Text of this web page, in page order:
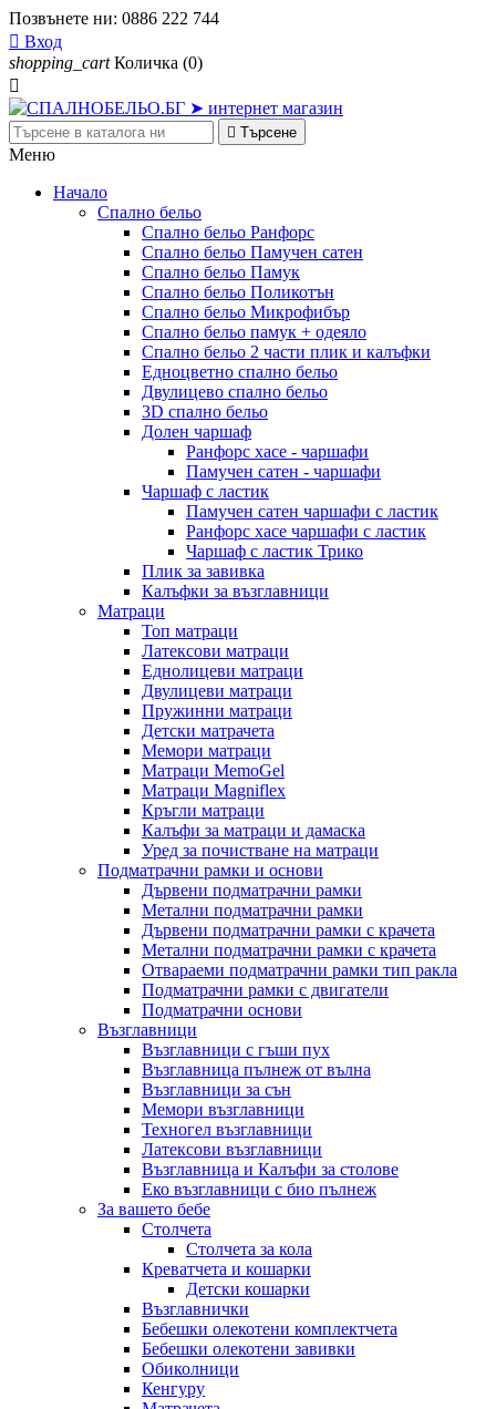
Позвънете ни: 0886 222 744
 Вход
shopping_cart Количка (0)

 Търсене
Меню
Начало
Спално бельо
Спално бельо Ранфорс
Спално бельо Памучен сатен
Спално бельо Памук
Спално бельо Поликотън
Спално бельо Микрофибър
Спално бельо памук + одеяло
Спално бельо 2 части плик и калъфки
Eдноцветно спално бельо
Двулицево спално бельо
3D спално бельо
Долен чаршаф
Ранфорс хасе - чаршафи
Памучен сатен - чаршафи
Чаршаф с ластик
Памучен сатен чаршафи с ластик
Ранфорс хасе чаршафи с ластик
Чаршаф с ластик Трико
Плик за завивкa
Калъфки за възглавници
Матраци
Топ матраци
Латексови матраци
Еднолицеви матраци
Двулицеви матраци
Пружинни матраци
Детски матрачета
Мемори матраци
Mатраци MemoGel
Матраци Мagniflex
Кръгли матраци
Калъфи за матраци и дамаска
Уред за почистване на матраци
Подматрачни рамки и основи
Дървени подматрачни рамки
Метални подматрачни рамки
Дървени подматрачни рамки с крачета
Метални подматрачни рамки с крачета
Отвараеми подматрачни рамки тип ракла
Подматрачни рамки с двигатели
Подматрачни основи
Възглавници
Възглавници с гъши пух
Възглавница пълнеж от вълна
Възглавници за сън
Мемори възглавници
Техногел възглавници
Латексови възглавници
Възглавница и Калъфи за столове
Еко възглавници с био пълнеж
За вашето бебе
Столчета
Столчета за кола
Креватчета и кошарки
Детски кошарки
Възглавнички
Бебешки oлекотени комплектчета
Бебешки олекотени завивки
Обиколници
Кенгуру